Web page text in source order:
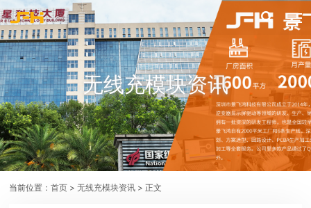
无线充模块资讯
当前位置：首页 >无线充模块资讯 > 正文